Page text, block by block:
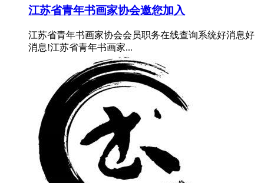
江苏省青年书画家协会邀您加入
江苏省青年书画家协会会员职务在线查询系统好消息好
消息!江苏省青年书画家...